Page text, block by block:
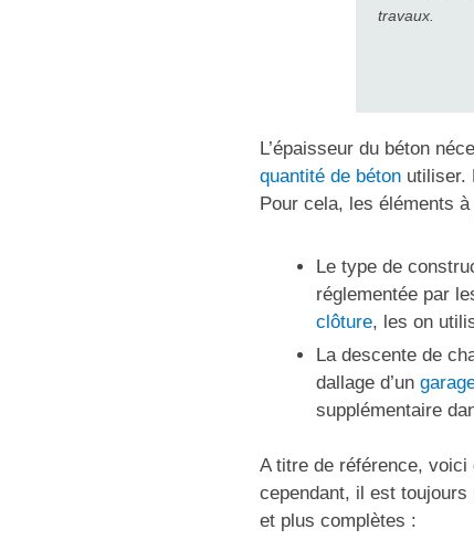
travaux.
L’épaisseur du béton
quantité de bétonutiliser.
Pour cela, les éléments
Le type de
réglementée par
clôture, les on
La descente de
dallage d’un
supplémentaire
A titre de référence,
cependant, il est
et plus complètes :